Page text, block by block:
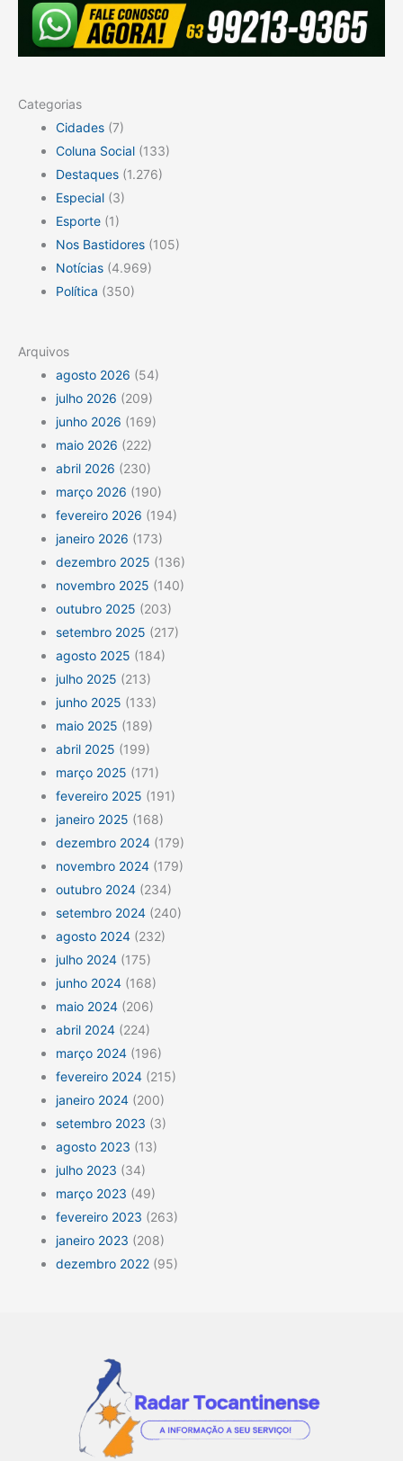
Categorias
Cidades (7)
Coluna Social (133)
Destaques (1.276)
Especial (3)
Esporte (1)
Nos Bastidores (105)
Notícias (4.969)
Política (350)
Arquivos
agosto 2026 (54)
julho 2026 (209)
junho 2026 (169)
maio 2026 (222)
abril 2026 (230)
março 2026 (190)
fevereiro 2026 (194)
janeiro 2026 (173)
dezembro 2025 (136)
novembro 2025 (140)
outubro 2025 (203)
setembro 2025 (217)
agosto 2025 (184)
julho 2025 (213)
junho 2025 (133)
maio 2025 (189)
abril 2025 (199)
março 2025 (171)
fevereiro 2025 (191)
janeiro 2025 (168)
dezembro 2024 (179)
novembro 2024 (179)
outubro 2024 (234)
setembro 2024 (240)
agosto 2024 (232)
julho 2024 (175)
junho 2024 (168)
maio 2024 (206)
abril 2024 (224)
março 2024 (196)
fevereiro 2024 (215)
janeiro 2024 (200)
setembro 2023 (3)
agosto 2023 (13)
julho 2023 (34)
março 2023 (49)
fevereiro 2023 (263)
janeiro 2023 (208)
dezembro 2022 (95)